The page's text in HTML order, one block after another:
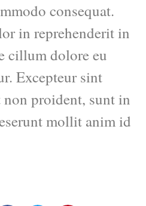
consequat.
in reprehenderit in
cillum dolore eu
Excepteur sint
non proident, sunt in
mollit anim id